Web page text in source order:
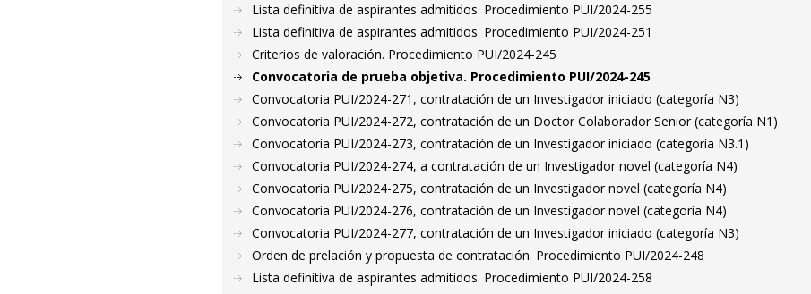
Lista definitiva de aspirantes admitidos. Procedimiento PUI/2024-255
Lista definitiva de aspirantes admitidos. Procedimiento PUI/2024-251
Criterios de valoración. Procedimiento PUI/2024-245
Convocatoria de prueba objetiva. Procedimiento PUI/2024-245
Convocatoria PUI/2024-271, contratación de un Investigador iniciado (categoría N3)
Convocatoria PUI/2024-272, contratación de un Doctor Colaborador Senior (categoría N1)
Convocatoria PUI/2024-273, contratación de un Investigador iniciado (categoría N3.1)
Convocatoria PUI/2024-274, a contratación de un Investigador novel (categoría N4)
Convocatoria PUI/2024-275, contratación de un Investigador novel (categoría N4)
Convocatoria PUI/2024-276, contratación de un Investigador novel (categoría N4)
Convocatoria PUI/2024-277, contratación de un Investigador iniciado (categoría N3)
Orden de prelación y propuesta de contratación. Procedimiento PUI/2024-248
Lista definitiva de aspirantes admitidos. Procedimiento PUI/2024-258